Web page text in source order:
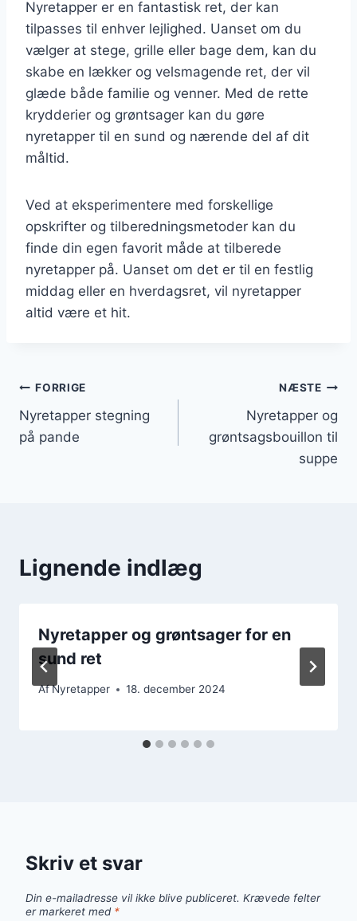
Nyretapper er en fantastisk ret, der kan
tilpasses til enhver lejlighed. Uanset om du
vælger at stege, grille eller bage dem, kan du
skabe en lækker og velsmagende ret, der vil
glæde både familie og venner. Med de rette
krydderier og grøntsager kan du gøre
nyretapper til en sund og nærende del af dit
måltid.
Ved at eksperimentere med forskellige
opskrifter og tilberedningsmetoder kan du
finde din egen favorit måde at tilberede
nyretapper på. Uanset om det er til en festlig
middag eller en hverdagsret, vil nyretapper
altid være et hit.
Indlægsnavigation
FORRIGE
Nyretapper stegning
på pande
NÆSTE
Nyretapper og
grøntsagsbouillon til
suppe
Lignende indlæg
Nyretapper og grøntsager for en
sund ret
AfNyretapper 18. december 2024
Skriv et svar
Din e-mailadresse vil ikke blive publiceret. Krævede felter
er markeret med *